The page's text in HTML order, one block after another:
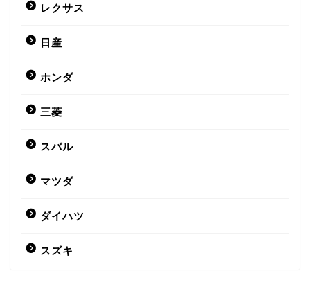
レクサス
日産
ホンダ
三菱
スバル
マツダ
ダイハツ
スズキ